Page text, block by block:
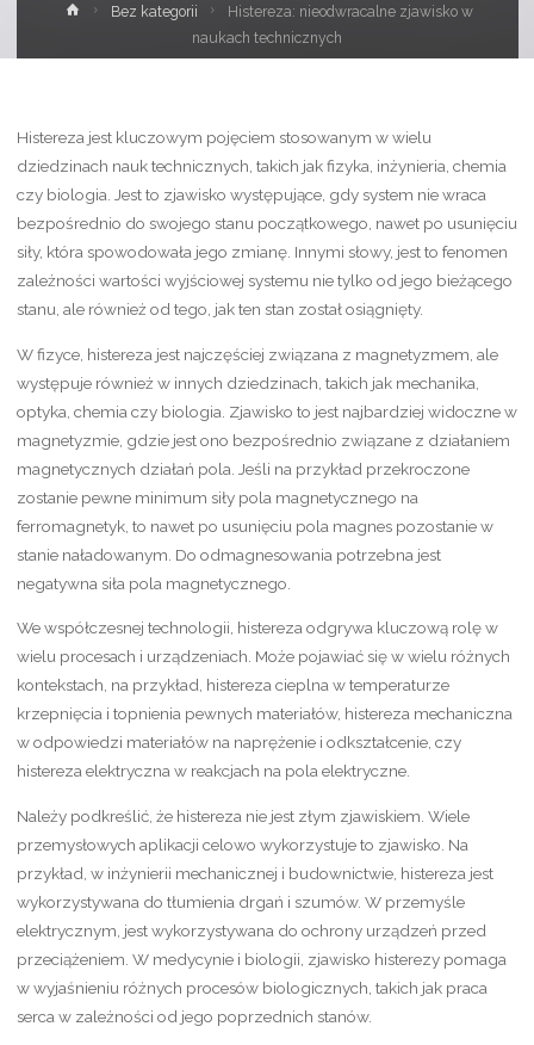
StronaBez kategorii
Histereza: nieodwracalne zjawisko w
naukach technicznych
Histereza jest kluczowym pojęciem stosowanym w wielu
dziedzinach nauk technicznych, takich jak fizyka, inżynieria, chemia
czy biologia. Jest to zjawisko występujące, gdy system nie wraca
bezpośrednio do swojego stanu początkowego, nawet po usunięciu
siły, która spowodowała jego zmianę. Innymi słowy, jest to fenomen
zależności wartości wyjściowej systemu nie tylko od jego bieżącego
stanu, ale również od tego, jak ten stan został osiągnięty.
W fizyce, histereza jest najczęściej związana z magnetyzmem, ale
występuje również w innych dziedzinach, takich jak mechanika,
optyka, chemia czy biologia. Zjawisko to jest najbardziej widoczne w
magnetyzmie, gdzie jest ono bezpośrednio związane z działaniem
magnetycznych działań pola. Jeśli na przykład przekroczone
zostanie pewne minimum siły pola magnetycznego na
ferromagnetyk, to nawet po usunięciu pola magnes pozostanie w
stanie naładowanym. Do odmagnesowania potrzebna jest
negatywna siła pola magnetycznego.
We współczesnej technologii, histereza odgrywa kluczową rolę w
wielu procesach i urządzeniach. Może pojawiać się w wielu różnych
kontekstach, na przykład, histereza cieplna w temperaturze
krzepnięcia i topnienia pewnych materiałów, histereza mechaniczna
w odpowiedzi materiałów na naprężenie i odkształcenie, czy
histereza elektryczna w reakcjach na pola elektryczne.
Należy podkreślić, że histereza nie jest złym zjawiskiem. Wiele
przemysłowych aplikacji celowo wykorzystuje to zjawisko. Na
przykład, w inżynierii mechanicznej i budownictwie, histereza jest
wykorzystywana do tłumienia drgań i szumów. W przemyśle
elektrycznym, jest wykorzystywana do ochrony urządzeń przed
przeciążeniem. W medycynie i biologii, zjawisko histerezy pomaga
w wyjaśnieniu różnych procesów biologicznych, takich jak praca
serca w zależności od jego poprzednich stanów.